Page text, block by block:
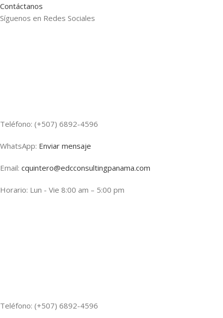
Contáctanos
Síguenos en Redes Sociales
Teléfono: (+507) 6892-4596
WhatsApp: Enviar mensaje
Email: cquintero@edcconsultingpanama.com
Horario: Lun - Vie 8:00 am – 5:00 pm
Teléfono: (+507) 6892-4596